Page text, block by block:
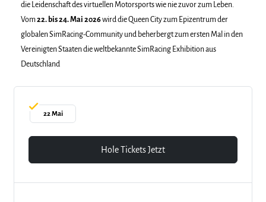
die Leidenschaft des virtuellen Motorsports wie nie zuvor zum Leben.
Vom22. bis 24. Mai 2026wird die Queen City zum Epizentrum der
globalen SimRacing-Community und beherbergt zum ersten Mal in den
Vereinigten Staaten die weltbekannte SimRacing Exhibition aus
Deutschland
22 Mai
Hole Tickets Jetzt